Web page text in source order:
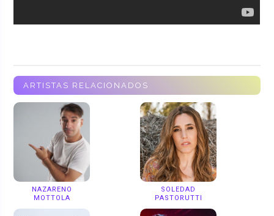
ARTISTAS RELACIONADOS
NAZARENO
MOTTOLA
SOLEDAD
PASTORUTTI